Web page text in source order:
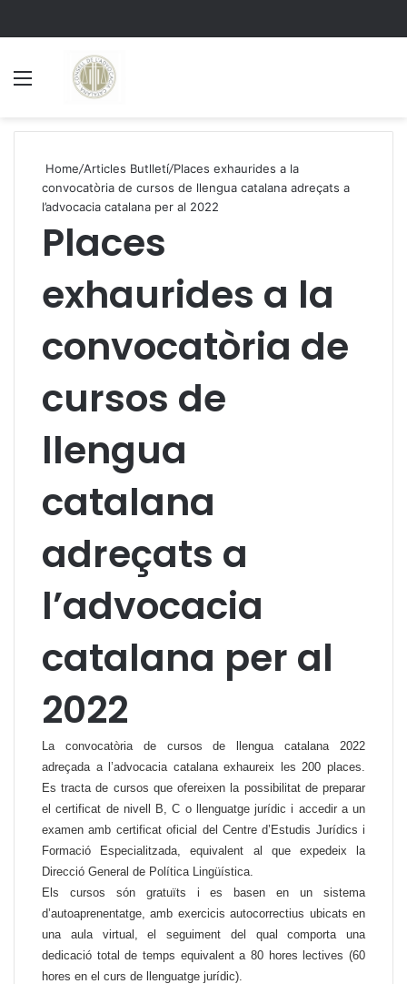
Home/Articles Butlletí/Places exhaurides a la
convocatòria de cursos de llengua catalana adreçats a
l’advocacia catalana per al 2022
Places
exhaurides a la
convocatòria de
cursos de
llengua
catalana
adreçats a
l’advocacia
catalana per al
2022
La convocatòria de cursos de llengua catalana 2022
adreçada a l’advocacia catalana exhaureix les 200 places.
Es tracta de cursos que ofereixen la possibilitat de preparar
el certificat de nivell B, C o llenguatge jurídic i accedir a un
examen amb certificat oficial del Centre d’Estudis Jurídics i
Formació Especialitzada, equivalent al que expedeix la
Direcció General de Política Lingüística.
Els cursos són gratuïts i es basen en un sistema
d’autoaprenentatge, amb exercicis autocorrectius ubicats en
una aula virtual, el seguiment del qual comporta una
dedicació total de temps equivalent a 80 hores lectives (60
hores en el curs de llenguatge jurídic).